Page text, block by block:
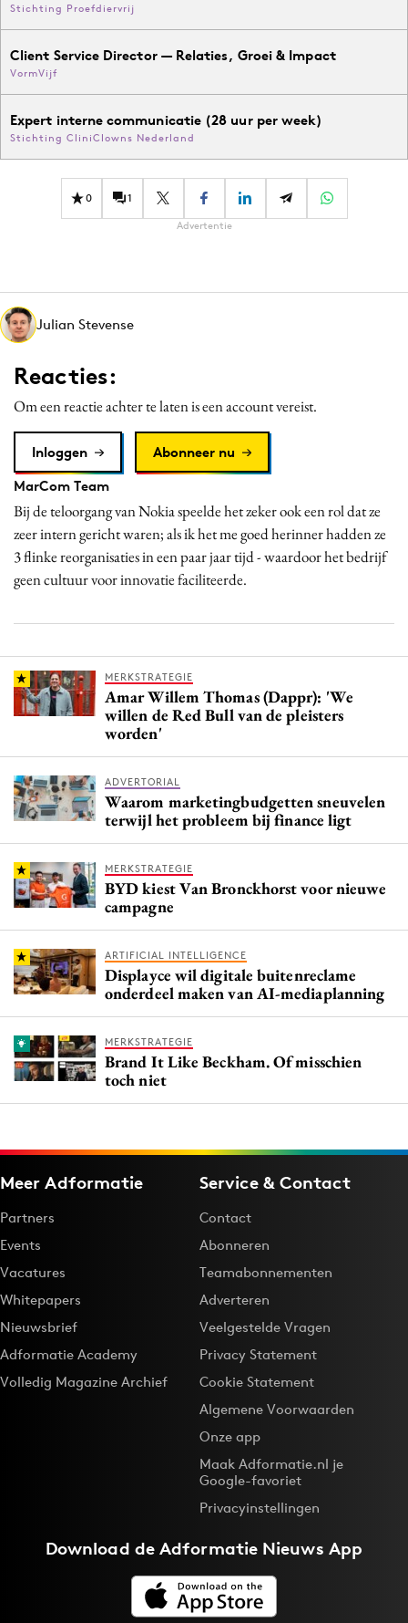
Stichting Proefdiervrij
Client Service Director — Relaties, Groei & Impact
VormVijf
Expert interne communicatie (28 uur per week)
Stichting CliniClowns Nederland
0 1
Advertentie
Julian Stevense
Reacties:
Om een reactie achter te laten is een account vereist.
Inloggen
Abonneer nu
MarCom Team
Bij de teloorgang van Nokia speelde het zeker ook een rol dat ze
zeer intern gericht waren; als ik het me goed herinner hadden ze
3 flinke reorganisaties in een paar jaar tijd - waardoor het bedrijf
geen cultuur voor innovatie faciliteerde.
MERKSTRATEGIE
Amar Willem Thomas (Dappr): 'We
willen de Red Bull van de pleisters
worden'
ADVERTORIAL
Waarom marketingbudgetten sneuvelen
terwijl het probleem bij finance ligt
MERKSTRATEGIE
BYD kiest Van Bronckhorst voor nieuwe
campagne
ARTIFICIAL INTELLIGENCE
Displayce wil digitale buitenreclame
onderdeel maken van AI-mediaplanning
MERKSTRATEGIE
Brand It Like Beckham. Of misschien
toch niet
Meer Adformatie
Partners
Events
Vacatures
Whitepapers
Nieuwsbrief
Adformatie Academy
Volledig Magazine Archief
Service & Contact
Contact
Abonneren
Teamabonnementen
Adverteren
Veelgestelde Vragen
Privacy Statement
Cookie Statement
Algemene Voorwaarden
Onze app
Maak Adformatie.nl je
Google-favoriet
Privacyinstellingen
Download deAdformatie Nieuws App